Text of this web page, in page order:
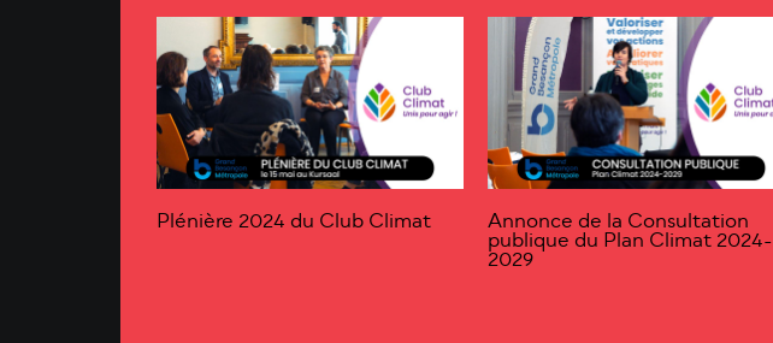
Plénière 2024 du Club Climat Annonce de la Consultation
publique du Plan Climat 2024-
2029